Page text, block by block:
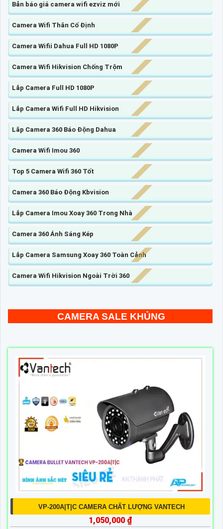
Bản báo giá camera wifi ezviz mới
Camera Wifi Thân Cố Định
Camera Wifii Dahua Full HD 1080P
Camera Wifi Hikvision Chống Trộm
Lắp Camera Full HD 1080P
Lắp Camera Wifi Full HD Hikvision
Lăp Camera 360 Báo Động Dahua
Camera Wifi Imou 360
Top 5 Camera Wifi 360 Tốt
Camera 360 Báo Động Kbvision
Lắp Camera Imou Xoay 360 Trong Nhà
Camera 360 Ánh Sáng Kép
Lắp Camera Samsung Xoay 360 Toàn Cảnh
Camera Wifi Hikvision Ngoài Trời 360
CAMERA SALE KHỦNG
VP-200A|T|C CAMERA CHẤT LƯỢNG VANTECH
1,050,000 ₫